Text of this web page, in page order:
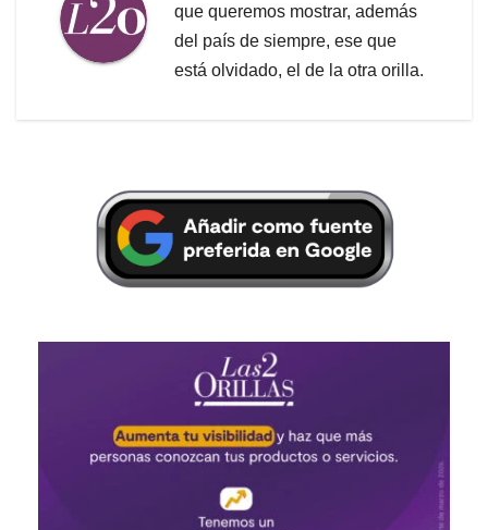
que queremos mostrar, además
del país de siempre, ese que
está olvidado, el de la otra orilla.